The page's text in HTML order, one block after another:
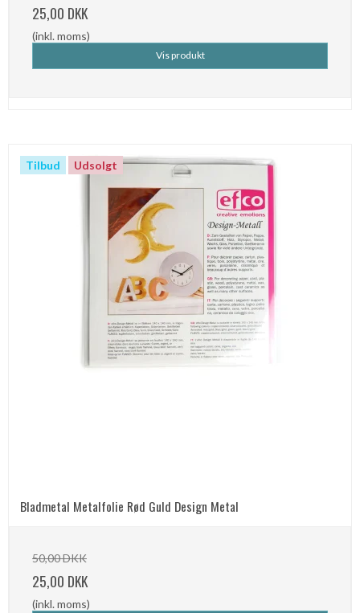
25,00 DKK
(inkl. moms)
Vis produkt
Tilbud Udsolgt
Bladmetal Metalfolie Rød Guld Design Metal
50,00 DKK
25,00 DKK
(inkl. moms)